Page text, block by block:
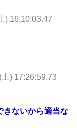
) 16:10:03.47
) 17:26:59.73
きないから適当な